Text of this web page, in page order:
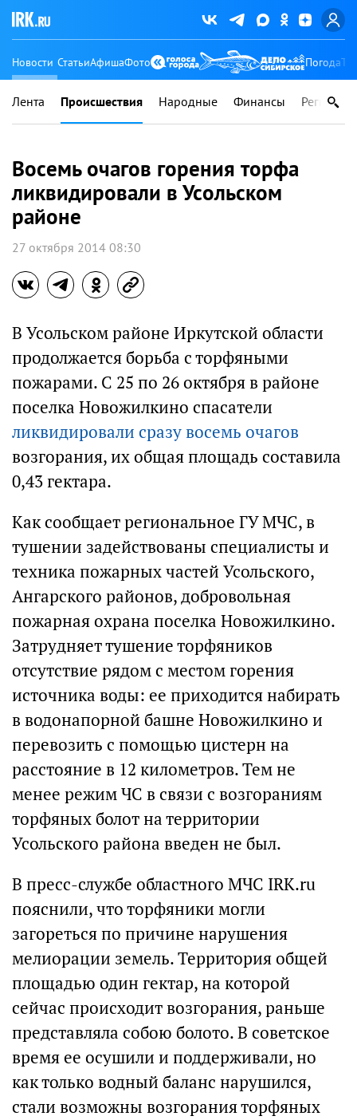
Новости СтатьиАфишаФото Погода
Лента Происшествия Народные Финансы Регионы
Восемь очагов горения торфа
ликвидировали в Усольском
районе
27 октября 2014 08:30
В Усольском районе Иркутской области
продолжается борьба с торфяными
пожарами. С 25 по 26 октября в районе
поселка Новожилкино спасатели
ликвидировали сразу восемь очагов
возгорания, их общая площадь составила
0,43 гектара.
Как сообщает региональное ГУ МЧС, в
тушении задействованы специалисты и
техника пожарных частей Усольского,
Ангарского районов, добровольная
пожарная охрана поселка Новожилкино.
Затрудняет тушение торфяников
отсутствие рядом с местом горения
источника воды: ее приходится набирать
в водонапорной башне Новожилкино и
перевозить с помощью цистерн на
расстояние в 12 километров. Тем не
менее режим ЧС в связи с возгораниям
торфяных болот на территории
Усольского района введен не был.
В пресс-службе областного МЧС IRK.ru
пояснили, что торфяники могли
загореться по причине нарушения
мелиорации земель. Территория общей
площадью один гектар, на которой
сейчас происходит возгорания, раньше
представляла собою болото. В советское
время ее осушили и поддерживали, но
как только водный баланс нарушился,
стали возможны возгорания торфяных